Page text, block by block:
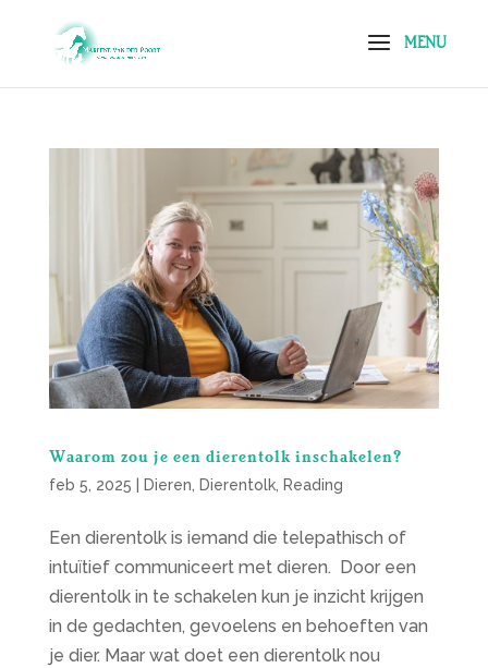
Waarom zou je een dierentolk inschakelen?
feb 5, 2025 Dieren Dierentolk, Reading
Een dierentolk is iemand die telepathisch of
intuïtief communiceert met dieren. Door een
dierentolk in te schakelen kun je inzicht krijgen
in de gedachten, gevoelens en behoeften van
je dier. Maar wat doet een dierentolk nou